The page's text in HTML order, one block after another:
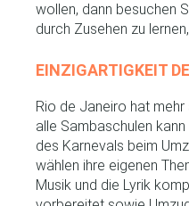
wollen, dann besuchen
durch Zusehen zu
EINZIGARTIGKEIT
Rio de Janeiro hat
alle Sambaschulen
des Karnevals beim
wählen ihre eigenen
Musik und die Lyrik